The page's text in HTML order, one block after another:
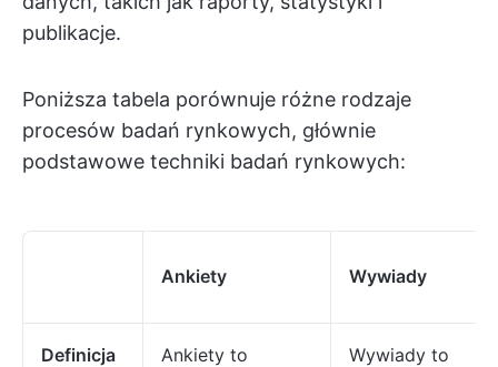
publikacje.
Poniższa tabela porównuje różne rodzaje
procesów badań rynkowych, głównie
podstawowe techniki badań rynkowych:
Ankiety Wywiady
Definicja
Ankiety to
Wywiady to